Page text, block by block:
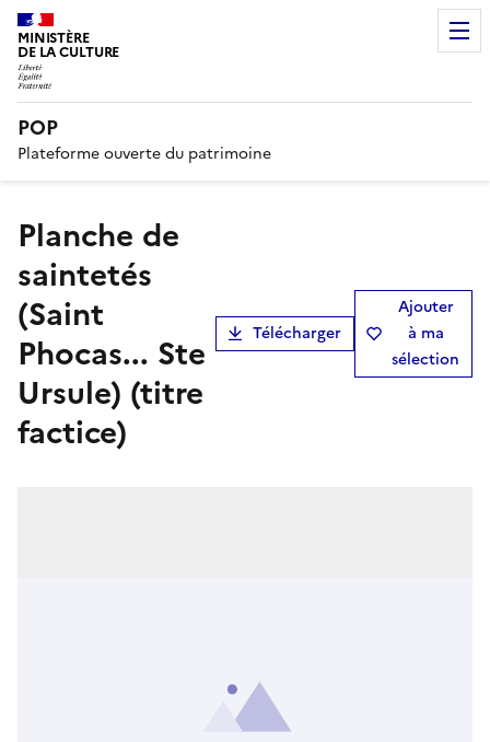
MINISTÈRE
DE LA CULTURE
POP
Plateforme ouverte du patrimoine
Planche de
saintetés
(Saint
Phocas... Ste
Ursule) (titre
factice)
Télécharger
Ajouter
à ma
sélection